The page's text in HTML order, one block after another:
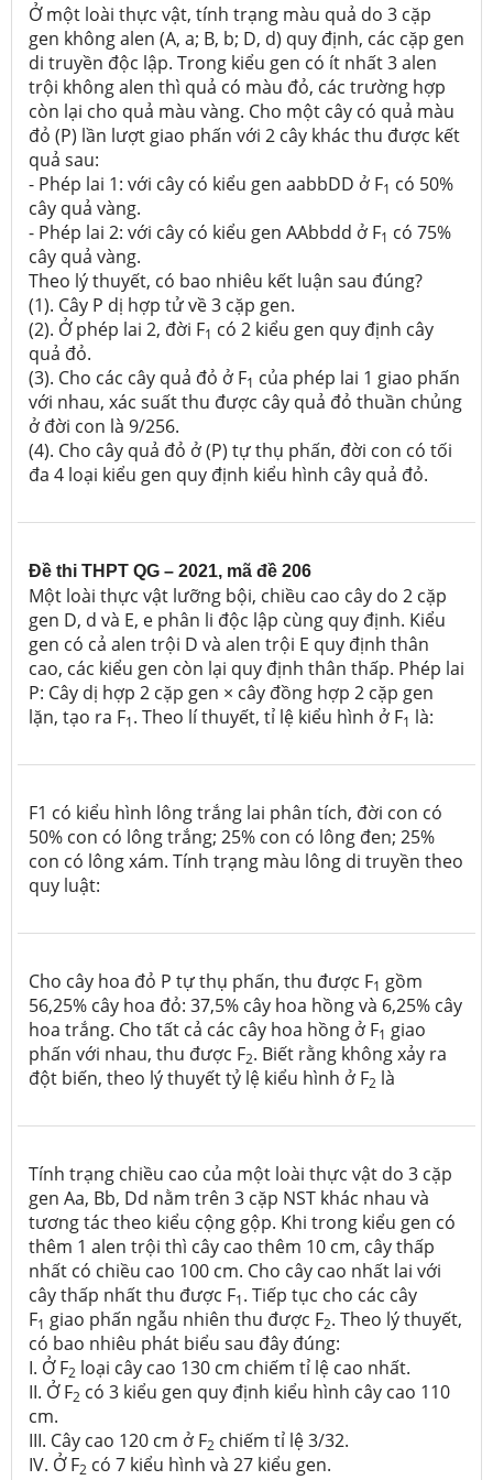
Ở một loài thực vật, tính trạng màu quả do 3 cặp
gen không alen (A, a; B, b; D, d) quy định, các cặp gen
di truyền độc lập. Trong kiểu gen có ít nhất 3 alen
trội không alen thì quả có màu đỏ, các trường hợp
còn lại cho quả màu vàng. Cho một cây có quả màu
đỏ (P) lần lượt giao phấn với 2 cây khác thu được kết
quả sau:
- Phép lai 1: với cây có kiểu gen aabbDD ở F1 có 50%
cây quả vàng.
- Phép lai 2: với cây có kiểu gen AAbbdd ở F1 có 75%
cây quả vàng.
Theo lý thuyết, có bao nhiêu kết luận sau đúng?
(1). Cây P dị hợp tử về 3 cặp gen.
(2). Ở phép lai 2, đời F1 có 2 kiểu gen quy định cây
quả đỏ.
(3). Cho các cây quả đỏ ở F1 của phép lai 1 giao phấn
với nhau, xác suất thu được cây quả đỏ thuần chủng
ở đời con là 9/256.
(4). Cho cây quả đỏ ở (P) tự thụ phấn, đời con có tối
đa 4 loại kiểu gen quy định kiểu hình cây quả đỏ.
Đề thi THPT QG – 2021, mã đề 206
Một loài thực vật lưỡng bội, chiều cao cây do 2 cặp
gen D, d và E, e phân li độc lập cùng quy định. Kiểu
gen có cả alen trội D và alen trội E quy định thân
cao, các kiểu gen còn lại quy định thân thấp. Phép lai
P: Cây dị hợp 2 cặp gen × cây đồng hợp 2 cặp gen
lặn, tạo ra F1. Theo lí thuyết, tỉ lệ kiểu hình ở F1 là:
F1 có kiểu hình lông trắng lai phân tích, đời con có
50% con có lông trắng; 25% con có lông đen; 25%
con có lông xám. Tính trạng màu lông di truyền theo
quy luật:
Cho cây hoa đỏ P tự thụ phấn, thu được F1 gồm
56,25% cây hoa đỏ: 37,5% cây hoa hồng và 6,25% cây
hoa trắng. Cho tất cả các cây hoa hồng ở F1 giao
phấn với nhau, thu được F2. Biết rằng không xảy ra
đột biến, theo lý thuyết tỷ lệ kiểu hình ở F2 là
Tính trạng chiều cao của một loài thực vật do 3 cặp
gen Aa, Bb, Dd nằm trên 3 cặp NST khác nhau và
tương tác theo kiểu cộng gộp. Khi trong kiểu gen có
thêm 1 alen trội thì cây cao thêm 10 cm, cây thấp
nhất có chiều cao 100 cm. Cho cây cao nhất lai với
cây thấp nhất thu được F1. Tiếp tục cho các cây
F1 giao phấn ngẫu nhiên thu được F2. Theo lý thuyết,
có bao nhiêu phát biểu sau đây đúng:
I. Ở F2 loại cây cao 130 cm chiếm tỉ lệ cao nhất.
II. Ở F2 có 3 kiểu gen quy định kiểu hình cây cao 110
cm.
III. Cây cao 120 cm ở F2 chiếm tỉ lệ 3/32.
IV. Ở F2 có 7 kiểu hình và 27 kiểu gen.